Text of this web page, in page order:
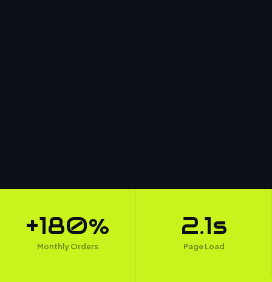
+180%
Monthly Orders
2.1s
Page Load